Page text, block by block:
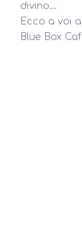
divino…
Ecco a voi
Blue Box